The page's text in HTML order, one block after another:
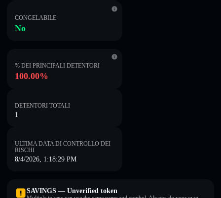
CONGELABILE
No
% DEI PRINCIPALI DETENTORI
100.00%
DETENTORI TOTALI
1
ULTIMA DATA DI CONTROLLO DEI
RISCHI
8/4/2026, 1:18:29 PM
SAVINGS — Unverified token